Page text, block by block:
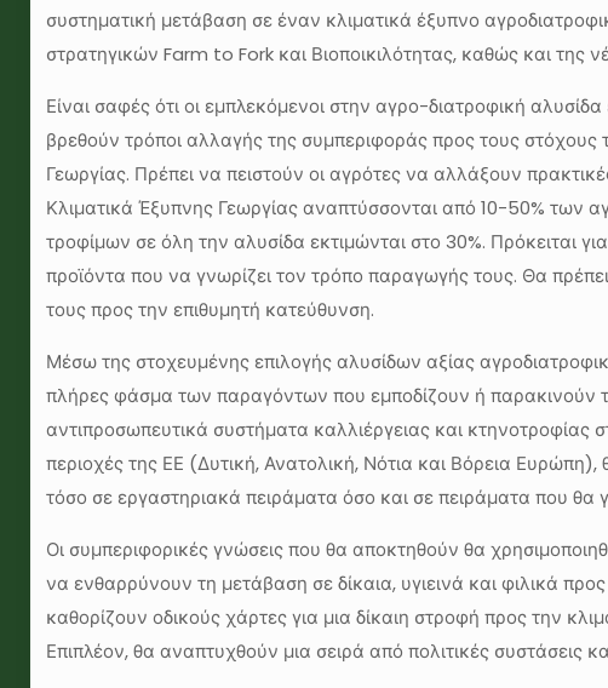
συστηματική μετάβαση σε έναν κλιματικά έξυπνο
στρατηγικών Farm to Fork και Βιοποικιλότητας, καθώς και της
Είναι σαφές ότι οι εμπλεκόμενοι στην αγρο-διατροφική
βρεθούν τρόποι αλλαγής της συμπεριφοράς προς τους στόχους
Γεωργίας. Πρέπει να πειστούν οι αγρότες να αλλάξουν
Κλιματικά Έξυπνης Γεωργίας αναπτύσσονται από 10-50%
τροφίμων σε όλη την αλυσίδα εκτιμώνται στο 30%. Πρόκειται
προϊόντα που να γνωρίζει τον τρόπο παραγωγής τους. Θα
τους προς την επιθυμητή κατεύθυνση.
Μέσω της στοχευμένης επιλογής αλυσίδων αξίας
πλήρες φάσμα των παραγόντων που εμποδίζουν ή παρακινούν
αντιπροσωπευτικά συστήματα καλλιέργειας και
περιοχές της ΕΕ (Δυτική, Ανατολική, Νότια και Βόρεια
τόσο σε εργαστηριακά πειράματα όσο και σε πειράματα που θα
Οι συμπεριφορικές γνώσεις που θα αποκτηθούν θα
να ενθαρρύνουν τη μετάβαση σε δίκαια, υγιεινά και φιλικά
καθορίζουν οδικούς χάρτες για μια δίκαιη στροφή προς την
Επιπλέον, θα αναπτυχθούν μια σειρά από πολιτικές